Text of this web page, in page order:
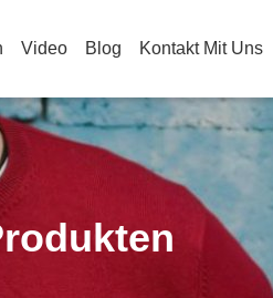
Video Blog Kontakt Mit Uns